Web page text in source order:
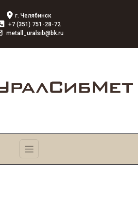
г. Челябинск
+7 (351) 751-28-72
metall_uralsib@bk.ru